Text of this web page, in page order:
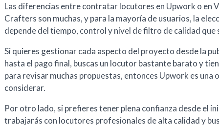
Las diferencias entre contratar locutores en Upwork o en
Crafters son muchas, y para la mayoría de usuarios, la
depende del tiempo, control y nivel de filtro de calidad que
Si quieres gestionar cada aspecto del proyecto desde la
hasta el pago final, buscas un locutor bastante barato y
para revisar muchas propuestas, entonces Upwork es una
considerar.
Por otro lado, si prefieres tener plena confianza desde el
trabajarás con locutores profesionales de alta calidad y